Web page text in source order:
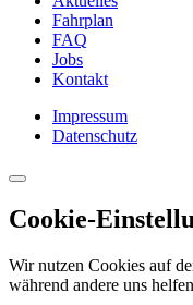
Fahrplan
FAQ
Jobs
Kontakt
Impressum
Datenschutz
Cookie-
Wir nutzen Cookies auf
während andere uns